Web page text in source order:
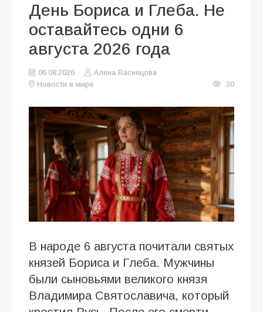
День Бориса и Глеба. Не
оставайтесь одни 6
августа 2026 года
06.08.2026
Алена Васнецова
Новости в мире
30
В народе 6 августа почитали святых
князей Бориса и Глеба. Мужчины
были сыновьями великого князя
Владимира Святославича, который